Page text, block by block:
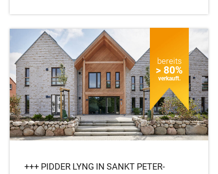
bereits
> 80%
verkauft.
+++ PIDDER LYNG IN SANKT PETER-